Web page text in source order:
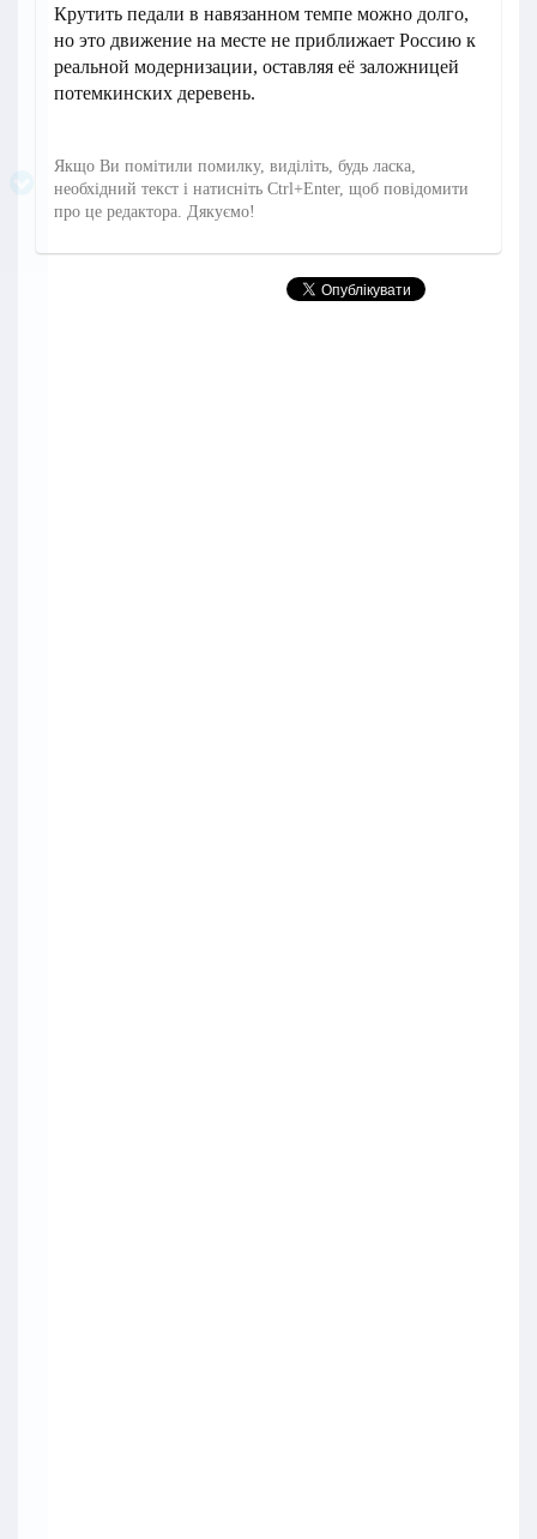
Крутить педали в навязанном темпе можно долго,
но это движение на месте не приближает Россию к
реальной модернизации, оставляя её заложницей
потемкинских деревень.
Якщо Ви помітили помилку, виділіть, будь ласка,
необхідний текст і натисніть Ctrl+Enter, щоб повідомити
про це редактора. Дякуємо!